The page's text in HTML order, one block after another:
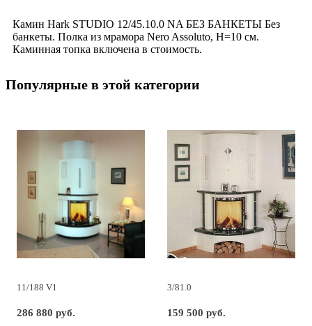
Камин Hark STUDIO 12/45.10.0 NA БЕЗ БАНКЕТЫ Без
банкеты. Полка из мрамора Nero Assoluto, H=10 см.
Каминная топка включена в стоимость.
Популярные в этой категории
11/188 V1
286 880 руб.
3/81.0
159 500 руб.